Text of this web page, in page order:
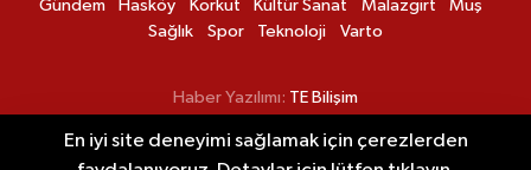
Gündem
Hasköy Korkut Kültür Sanat Malazgirt
Muş
Sağlık
Spor Teknoloji Varto
Haber Yazılımı: TE Bilişim
En iyi site deneyimi sağlamak için çerezlerden